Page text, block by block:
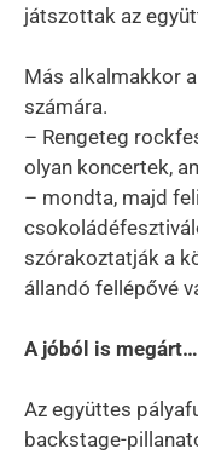
játszottak az
Más alkalmakkor
számára.
– Rengeteg
olyan koncertek,
– mondta, majd
szórakoztatják a
állandó fellépővé
A jóból is megárt…
Az együttes
backstage-